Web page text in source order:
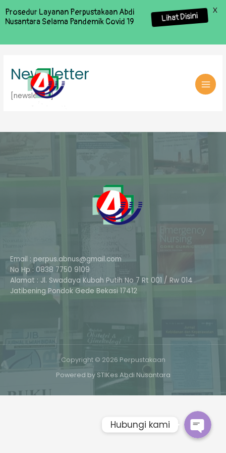
Newsletter
[newsletter]
Email : perpus.abnus@gmail.com
No Hp : 0838 7750 9109
Alamat : Jl. Swadaya Kubah Putih No 7 Rt 001 / Rw 014
Jatibening Pondok Gede Bekasi 17412
Copyright © 2026 Perpustakaan
Powered by STIKes Abdi Nusantara
Prosedur Layanan Perpustakaan Abdi
Nusantara Selama Pandemik Covid 19
Lihat Disini
X
Hubungi kami